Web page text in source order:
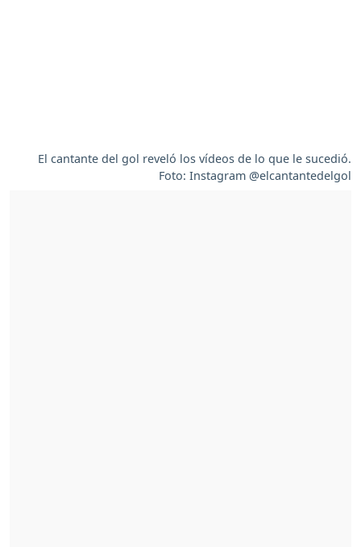
El cantante del gol reveló los vídeos de lo que le sucedió.
Foto: Instagram @elcantantedelgol